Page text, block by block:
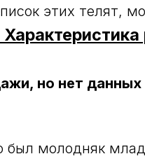
этих телят,
но нет данных
был молодняк